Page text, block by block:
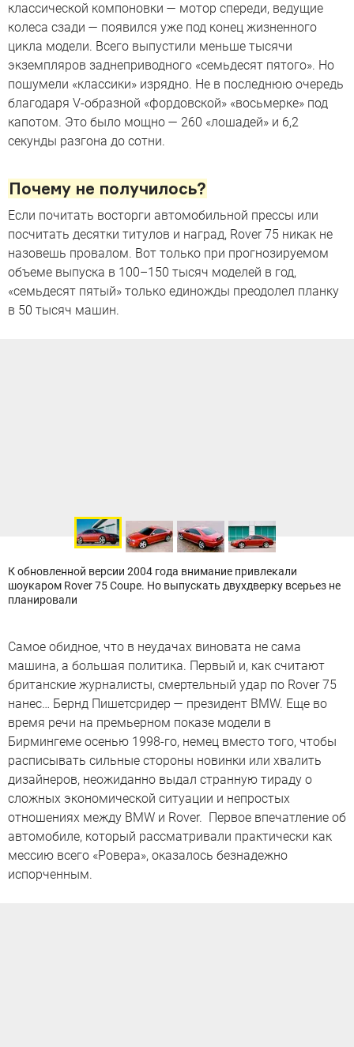
классической компоновки — мотор спереди, ведущие
колеса сзади — появился уже под конец жизненного
цикла модели. Всего выпустили меньше тысячи
экземпляров заднеприводного «семьдесят пятого». Но
пошумели «классики» изрядно. Не в последнюю очередь
благодаря V-образной «фордовской» «восьмерке» под
капотом. Это было мощно — 260 «лошадей» и 6,2
секунды разгона до сотни.
Почему не получилось?
Если почитать восторги автомобильной прессы или
посчитать десятки титулов и наград, Rover 75 никак не
назовешь провалом. Вот только при прогнозируемом
объеме выпуска в 100–150 тысяч моделей в год,
«семьдесят пятый» только единожды преодолел планку
в 50 тысяч машин.
К обновленной версии 2004 года внимание привлекали
шоукаром Rover 75 Coupe. Но выпускать двухдверку всерьез не
планировали
Самое обидное, что в неудачах виновата не сама
машина, а большая политика. Первый и, как считают
британские журналисты, смертельный удар по Rover 75
нанес… Бернд Пишетсридер — президент BMW. Еще во
время речи на премьерном показе модели в
Бирмингеме осенью 1998-го, немец вместо того, чтобы
расписывать сильные стороны новинки или хвалить
дизайнеров, неожиданно выдал странную тираду о
сложных экономической ситуации и непростых
отношениях между BMW и Rover. Первое впечатление об
автомобиле, который рассматривали практически как
мессию всего «Ровера», оказалось безнадежно
испорченным.